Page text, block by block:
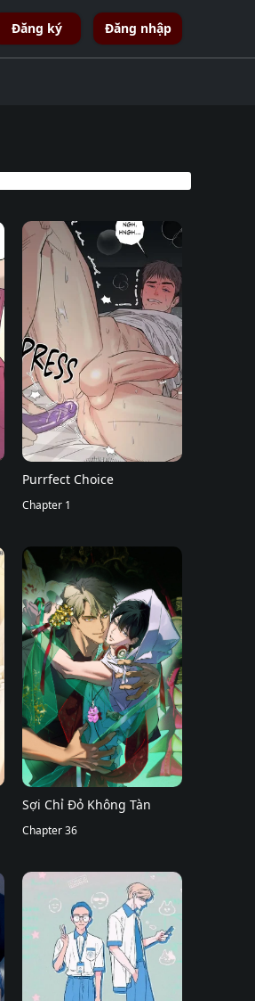
Đăng ký Đăng nhập
Purrfect Choice
Chapter 1
Sợi Chỉ Đỏ Không Tàn
Chapter 36